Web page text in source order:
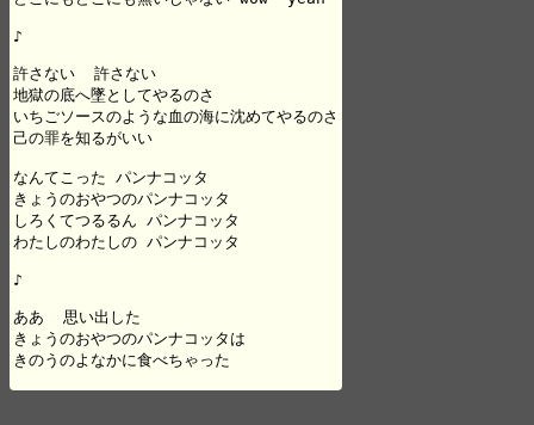
♪
許さない  許さない
地獄の底へ墜としてやるのさ
いちごソースのような血の海に沈めてやるのさ
己の罪を知るがいい
なんてこった パンナコッタ
きょうのおやつのパンナコッタ
しろくてつるるん パンナコッタ
わたしのわたしの パンナコッタ
♪
ああ  思い出した
きょうのおやつのパンナコッタは
きのうのよなかに食べちゃった